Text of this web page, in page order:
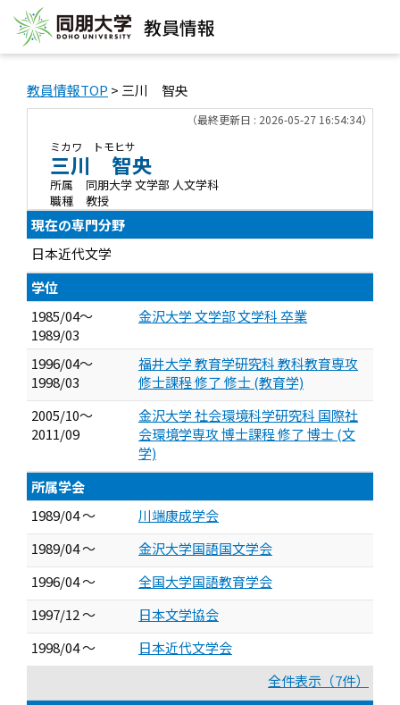
教員情報
教員情報TOP > 三川 智央
（最終更新日 : 2026-05-27 16:54:34）
ミカワ トモヒサ
三川 智央
所属
同朋大学 文学部 人文学科
職種
教授
現在の専門分野
日本近代文学
学位
1985/04～
1989/03
金沢大学 文学部 文学科 卒業
1996/04～
1998/03
福井大学 教育学研究科 教科教育専攻
修士課程 修了 修士 (教育学)
2005/10～
2011/09
金沢大学 社会環境科学研究科 国際社
会環境学専攻 博士課程 修了 博士 (文
学)
所属学会
1989/04 ～
川端康成学会
1989/04 ～
金沢大学国語国文学会
1996/04 ～
全国大学国語教育学会
1997/12 ～
日本文学協会
1998/04 ～
日本近代文学会
全件表示（7件）